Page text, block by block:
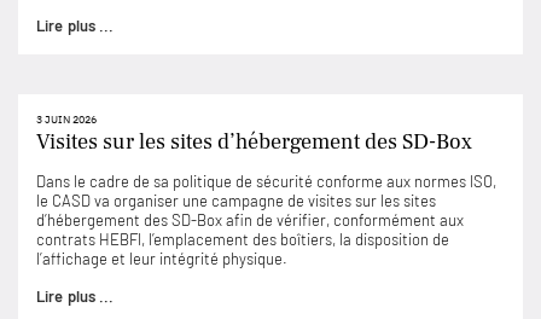
Lire plus ...
3 JUIN 2026
Visites sur les sites d’hébergement des SD-Box
Dans le cadre de sa politique de sécurité conforme aux normes ISO,
le CASD va organiser une campagne de visites sur les sites
d’hébergement des SD-Box afin de vérifier, conformément aux
contrats HEBFI, l’emplacement des boîtiers, la disposition de
l’affichage et leur intégrité physique.
Lire plus ...